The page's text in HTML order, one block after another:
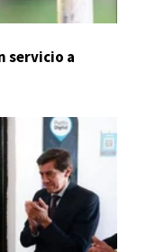
servicio a